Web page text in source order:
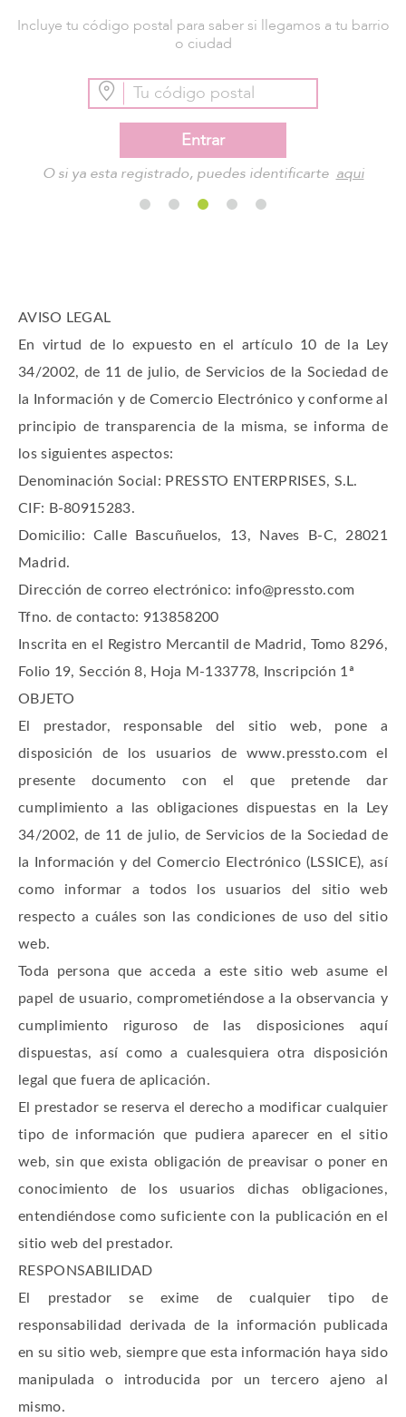
Incluye tu código postal para saber si llegamos a tu barrio
o ciudad
Entrar
O si ya esta registrado, puedes identificarte aqui
AVISO LEGAL
En virtud de lo expuesto en el artículo 10 de la Ley
34/2002, de 11 de julio, de Servicios de la Sociedad de
la Información y de Comercio Electrónico y conforme al
principio de transparencia de la misma, se informa de
los siguientes aspectos:
Denominación Social: PRESSTO ENTERPRISES, S.L.
CIF: B-80915283.
Domicilio: Calle Bascuñuelos, 13, Naves B-C, 28021
Madrid.
Dirección de correo electrónico: info@pressto.com
Tfno. de contacto: 913858200
Inscrita en el Registro Mercantil de Madrid, Tomo 8296,
Folio 19, Sección 8, Hoja M-133778, Inscripción 1ª
OBJETO
El prestador, responsable del sitio web, pone a
disposición de los usuarios de www.pressto.com el
presente documento con el que pretende dar
cumplimiento a las obligaciones dispuestas en la Ley
34/2002, de 11 de julio, de Servicios de la Sociedad de
la Información y del Comercio Electrónico (LSSICE), así
como informar a todos los usuarios del sitio web
respecto a cuáles son las condiciones de uso del sitio
web.
Toda persona que acceda a este sitio web asume el
papel de usuario, comprometiéndose a la observancia y
cumplimiento riguroso de las disposiciones aquí
dispuestas, así como a cualesquiera otra disposición
legal que fuera de aplicación.
El prestador se reserva el derecho a modificar cualquier
tipo de información que pudiera aparecer en el sitio
web, sin que exista obligación de preavisar o poner en
conocimiento de los usuarios dichas obligaciones,
entendiéndose como suficiente con la publicación en el
sitio web del prestador.
RESPONSABILIDAD
El prestador se exime de cualquier tipo de
responsabilidad derivada de la información publicada
en su sitio web, siempre que esta información haya sido
manipulada o introducida por un tercero ajeno al
mismo.